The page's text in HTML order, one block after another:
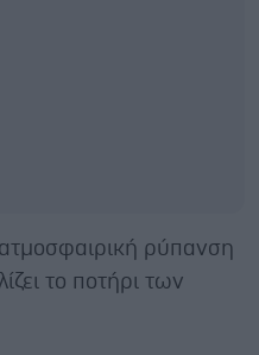
ρύπανση
το ποτήρι των